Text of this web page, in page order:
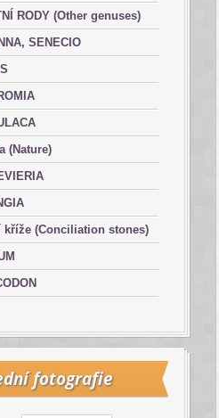
RODY (Other genuses)
SENECIO
(Nature)
kříže (Conciliation stones)
fotografie